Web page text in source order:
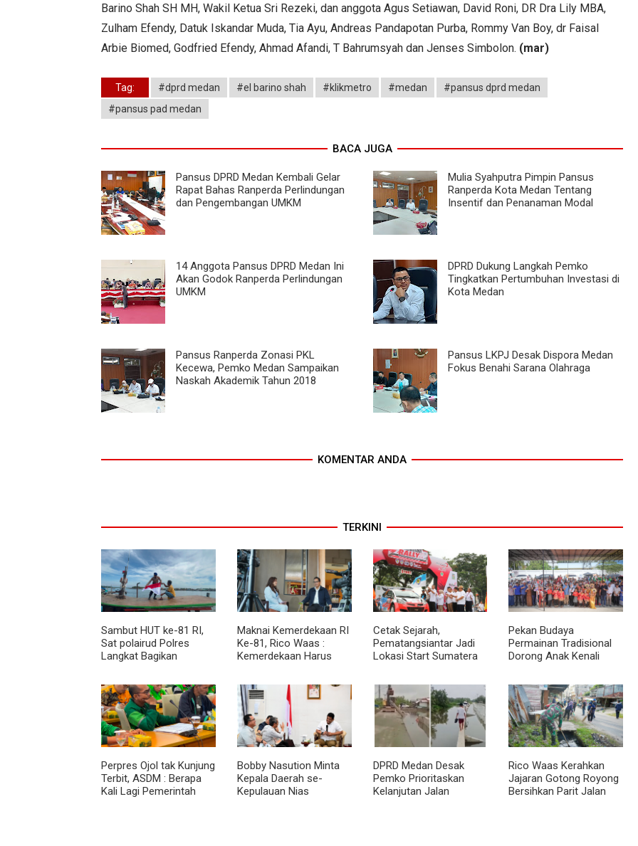
Barino Shah SH MH, Wakil Ketua Sri Rezeki, dan anggota Agus Setiawan, David Roni, DR Dra Lily MBA,
Zulham Efendy, Datuk Iskandar Muda, Tia Ayu, Andreas Pandapotan Purba, Rommy Van Boy, dr Faisal
Arbie Biomed, Godfried Efendy, Ahmad Afandi, T Bahrumsyah dan Jenses Simbolon. (mar)
Tag: #dprd medan #el barino shah #klikmetro #medan
#pansus dprd medan
#pansus pad medan
BACA JUGA
Pansus DPRD Medan Kembali Gelar
Rapat Bahas Ranperda Perlindungan
dan Pengembangan UMKM
Mulia Syahputra Pimpin Pansus
Ranperda Kota Medan Tentang
Insentif dan Penanaman Modal
14 Anggota Pansus DPRD Medan Ini
Akan Godok Ranperda Perlindungan
UMKM
DPRD Dukung Langkah Pemko
Tingkatkan Pertumbuhan Investasi di
Kota Medan
Pansus Ranperda Zonasi PKL
Kecewa, Pemko Medan Sampaikan
Naskah Akademik Tahun 2018
Pansus LKPJ Desak Dispora Medan
Fokus Benahi Sarana Olahraga
KOMENTAR ANDA
TERKINI
Sambut HUT ke-81 RI,
Sat polairud Polres
Langkat Bagikan
kepada Nelayan
Maknai Kemerdekaan RI
Ke-81, Rico Waas :
Kemerdekaan Harus
Lewat Peningkatan
Pelayanan Primer
Cetak Sejarah,
Pematangsiantar Jadi
Lokasi Start Sumatera
Pekan Budaya
Permainan Tradisional
Dorong Anak Kenali
Ketergantungan Gadget
Perpres Ojol tak Kunjung
Terbit, ASDM : Berapa
Kali Lagi Pemerintah
Bobby Nasution Minta
Kepala Daerah se-
Kepulauan Nias
DPRD Medan Desak
Pemko Prioritaskan
Kelanjutan Jalan
Rico Waas Kerahkan
Jajaran Gotong Royong
Bersihkan Parit Jalan